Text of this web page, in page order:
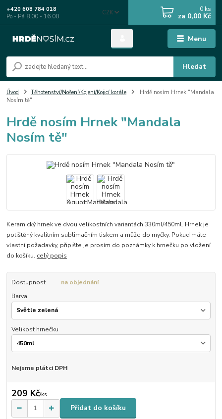
Menu
CZK
Hledat
+420 608 784 018
Po - Pá 8.00 - 16.00
0 ks
za 0,00 Kč
Úvod Těhotenství/Nošení/Kojení/Kojicí korále
Hrdě nosím Hrnek "Mandala
Nosím tě"
Hrdě nosím Hrnek "Mandala
Nosím tě"
Keramický hrnek ve dvou velikostních variantách 330ml/450ml. Hrnek je
potištěný kvalitním sublimačním tiskem a může do myčky. Pokud máte
vlastní požadavky, připište je prosím do poznámky k hrnečku po vložení
do košíku. celý popis
Dostupnost
na objednání
Barva
Velikost hrnečku
Nejsme plátci DPH
209 Kč/ks
Přidat do košíku